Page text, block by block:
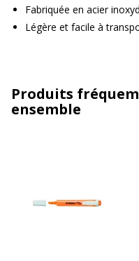
Fabriquée en acier
Légère et facile à
Produits
ensemble